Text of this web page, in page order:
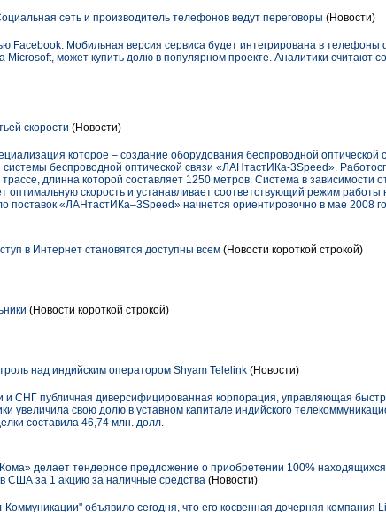
сеть и производитель телефонов ведут переговоры (Новости)
Facebook. Мобильная версия сервиса будет интегрирована в телефоны
Microsoft, может купить долю в популярном проекте. Аналитики считают
скорости (Новости)
которое – создание оборудования беспроводной оптической
беспроводной оптической связи «ЛАНтастИКа-3Speed».
длинна которой составляет 1250 метров. Система в зависимости
оптимальную скорость и устанавливает соответствующий режим работы
поставок «ЛАНтастИКа–3Speed» начнется ориентировочно в мае 2008
в Интернет становятся доступны всем (Новости короткой строкой)
(Новости короткой строкой)
над индийским оператором Shyam Telelink (Новости)
СНГ публичная диверсифицированная корпорация, управляющая
увеличила свою долю в уставном капитале индийского
составила 46,74 млн. долл.
делает тендерное предложение о приобретении 100%
США за 1 акцию за наличные средства (Новости)
объявило сегодня, что его косвенная дочерняя компания